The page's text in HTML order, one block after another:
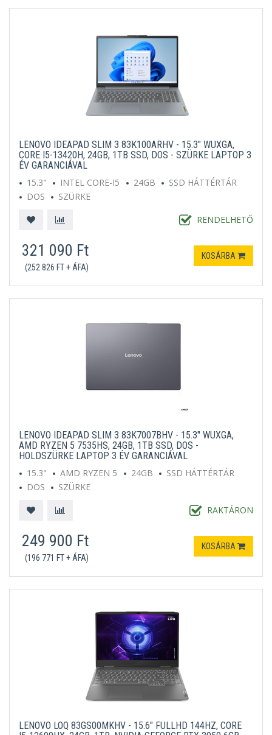
LENOVO IDEAPAD SLIM 3 83K100ARHV - 15.3" WUXGA,
CORE I5-13420H, 24GB, 1TB SSD, DOS - SZÜRKE LAPTOP 3
ÉV GARANCIÁVAL
15.3"
INTEL CORE-I5 24GB
SSD HÁTTÉRTÁR
DOS
SZÜRKE
RENDELHETŐ
321 090 Ft
(252 826 FT + ÁFA)
KOSÁRBA
LENOVO IDEAPAD SLIM 3 83K7007BHV - 15.3" WUXGA,
AMD RYZEN 5 7535HS, 24GB, 1TB SSD, DOS -
HOLDSZÜRKE LAPTOP 3 ÉV GARANCIÁVAL
15.3"
AMD RYZEN 5 24GB
SSD HÁTTÉRTÁR
DOS
SZÜRKE
RAKTÁRON
249 900 Ft
(196 771 FT + ÁFA)
KOSÁRBA
LENOVO LOQ 83GS00MKHV - 15.6" FULLHD 144HZ, CORE